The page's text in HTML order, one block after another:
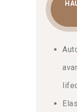
Par la
Gateway,